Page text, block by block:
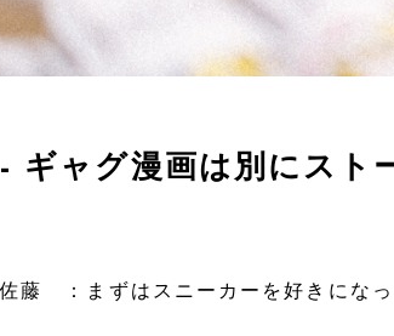
- ギャグ漫画は別にスト
と
まずはスニーカーを好きにな